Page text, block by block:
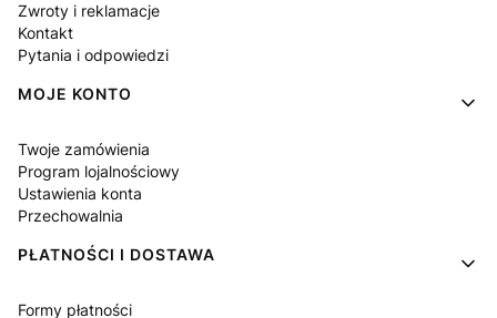
Zwroty i reklamacje
Kontakt
Pytania i odpowiedzi
MOJE KONTO
Twoje zamówienia
Program lojalnościowy
Ustawienia konta
Przechowalnia
PŁATNOŚCI I DOSTAWA
Formy płatności